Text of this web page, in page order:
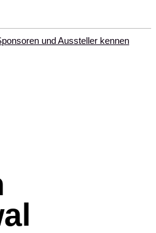
und Aussteller kennen